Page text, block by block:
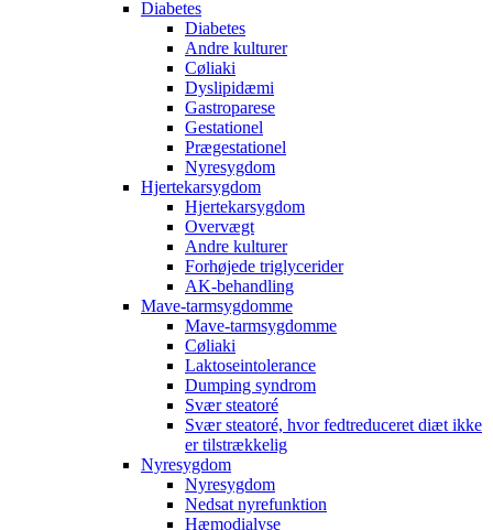
Diabetes
Diabetes
Andre kulturer
Cøliaki
Dyslipidæmi
Gastroparese
Gestationel
Prægestationel
Nyresygdom
Hjertekarsygdom
Hjertekarsygdom
Overvægt
Andre kulturer
Forhøjede triglycerider
AK-behandling
Mave-tarmsygdomme
Mave-tarmsygdomme
Cøliaki
Laktoseintolerance
Dumping syndrom
Svær steatoré
Svær steatoré, hvor fedtreduceret diæt ikke
er tilstrækkelig
Nyresygdom
Nyresygdom
Nedsat nyrefunktion
Hæmodialyse